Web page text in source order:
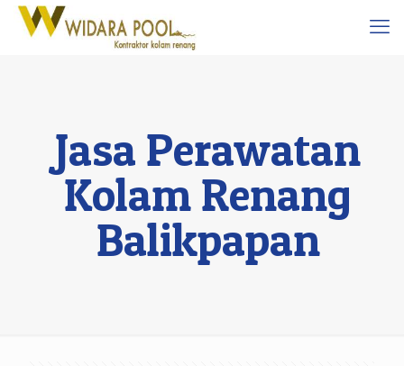
Jasa Perawatan
Kolam Renang
Balikpapan